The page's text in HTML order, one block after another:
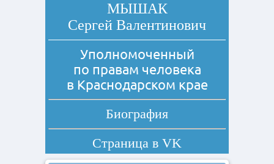
МЫШАК
Сергей Валентинович
Уполномоченный
по правам человека
в Краснодарском крае
Биография
Страница в VK